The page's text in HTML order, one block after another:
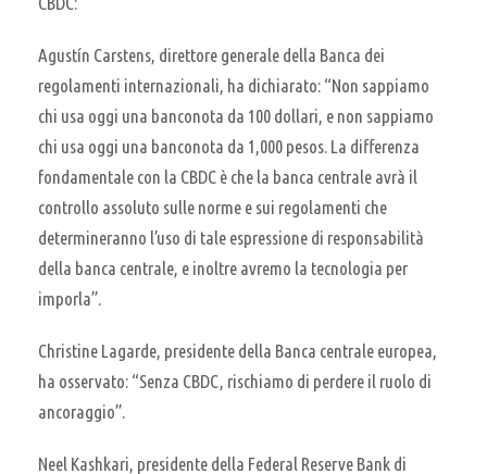
Agustín Carstens, direttore generale della Banca dei
regolamenti internazionali, ha dichiarato: “Non sappiamo
chi usa oggi una banconota da 100 dollari, e non sappiamo
chi usa oggi una banconota da 1,000 pesos. La differenza
fondamentale con la CBDC è che la banca centrale avrà il
controllo assoluto sulle norme e sui regolamenti che
determineranno l’uso di tale espressione di responsabilità
della banca centrale, e inoltre avremo la tecnologia per
imporla”.
Christine Lagarde, presidente della Banca centrale europea,
ha osservato: “Senza CBDC, rischiamo di perdere il ruolo di
ancoraggio”.
Neel Kashkari, presidente della Federal Reserve Bank di